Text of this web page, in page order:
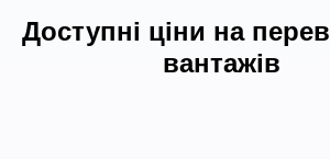
Доступні ціни на
вантажів